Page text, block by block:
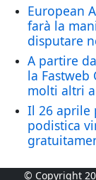
European
farà la
disputare
A partire
la Fastweb
molti altri
Il 26 aprile
podistica
© Copyright